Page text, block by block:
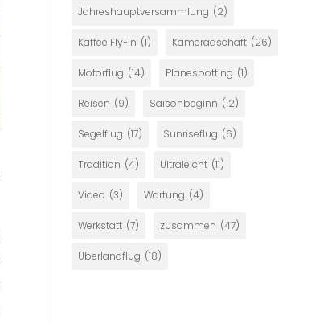
Jahreshauptversammlung (2)
Kaffee Fly-In (1) Kameradschaft (26)
Motorflug (14) Planespotting (1)
Reisen (9) Saisonbeginn (12)
Segelflug (17) Sunriseflug (6)
Tradition (4) Ultraleicht (11)
Video (3) Wartung (4)
Werkstatt (7) zusammen (47)
Überlandflug (18)